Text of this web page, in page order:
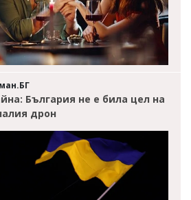
България не е била цел на
дрон